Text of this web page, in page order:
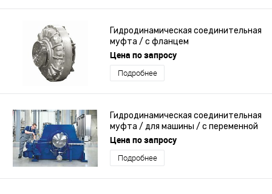
Гидродинамическая соединительная
муфта / с фланцем
Цена по запросу
Подробнее
Гидродинамическая соединительная
муфта / для машины / с переменной
скоростью
Цена по запросу
Подробнее